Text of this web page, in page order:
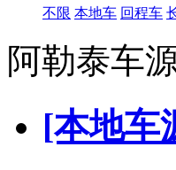
不限 本地车 回程车
阿勒泰车
[本地车